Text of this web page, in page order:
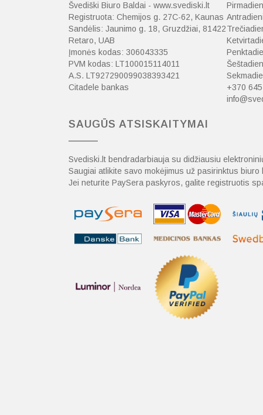
Švediški Biuro Baldai - www.svediski.lt
Registruota: Chemijos g. 27C-62, Kaunas
Sandėlis: Jaunimo g. 18, Gruzdžiai, 81422
Retaro, UAB
Įmonės kodas: 306043335
PVM kodas: LT100015114011
A.S. LT927290099038393421
Citadele bankas
+370
SAUGŪS ATSISKAITYMAI
Svediski.lt bendradarbiauja su didžiausiu
Saugiai atlikite savo mokėjimus už pasirinktus
Jei neturite PaySera paskyros, galite registruotis